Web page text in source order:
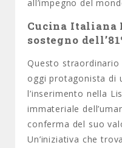
all’impegno del
Cucina Italiana
sostegno
Questo
oggi protagonista di
l’inserimento nella
immateriale
conferma del suo
Un’iniziativa che